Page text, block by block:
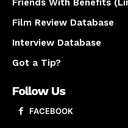
Friends With Benefits
Film Review Database
Interview Database
Got a Tip?
Follow Us
FACEBOOK